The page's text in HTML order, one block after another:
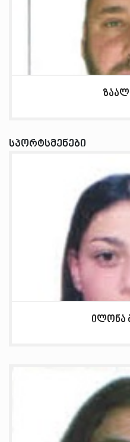
ზაალ
სპორტსმენები
ილონა